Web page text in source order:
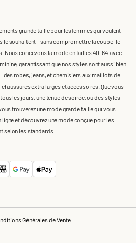
grande taille pour les femmes qui veulent
souhaitent – sans compromettre la coupe, le
Nous concevons la mode en tailles 40-64 avec
garantissant que nos styles sont aussi bien
des robes, jeans, et chemisiers aux maillots de
extra larges et accessoires. Que vous
les jours, une tenue de soirée, ou des styles
trouverez une mode grande taille qui vous
et découvrez une mode conçue pour les
selon les standards.
Générales de Vente